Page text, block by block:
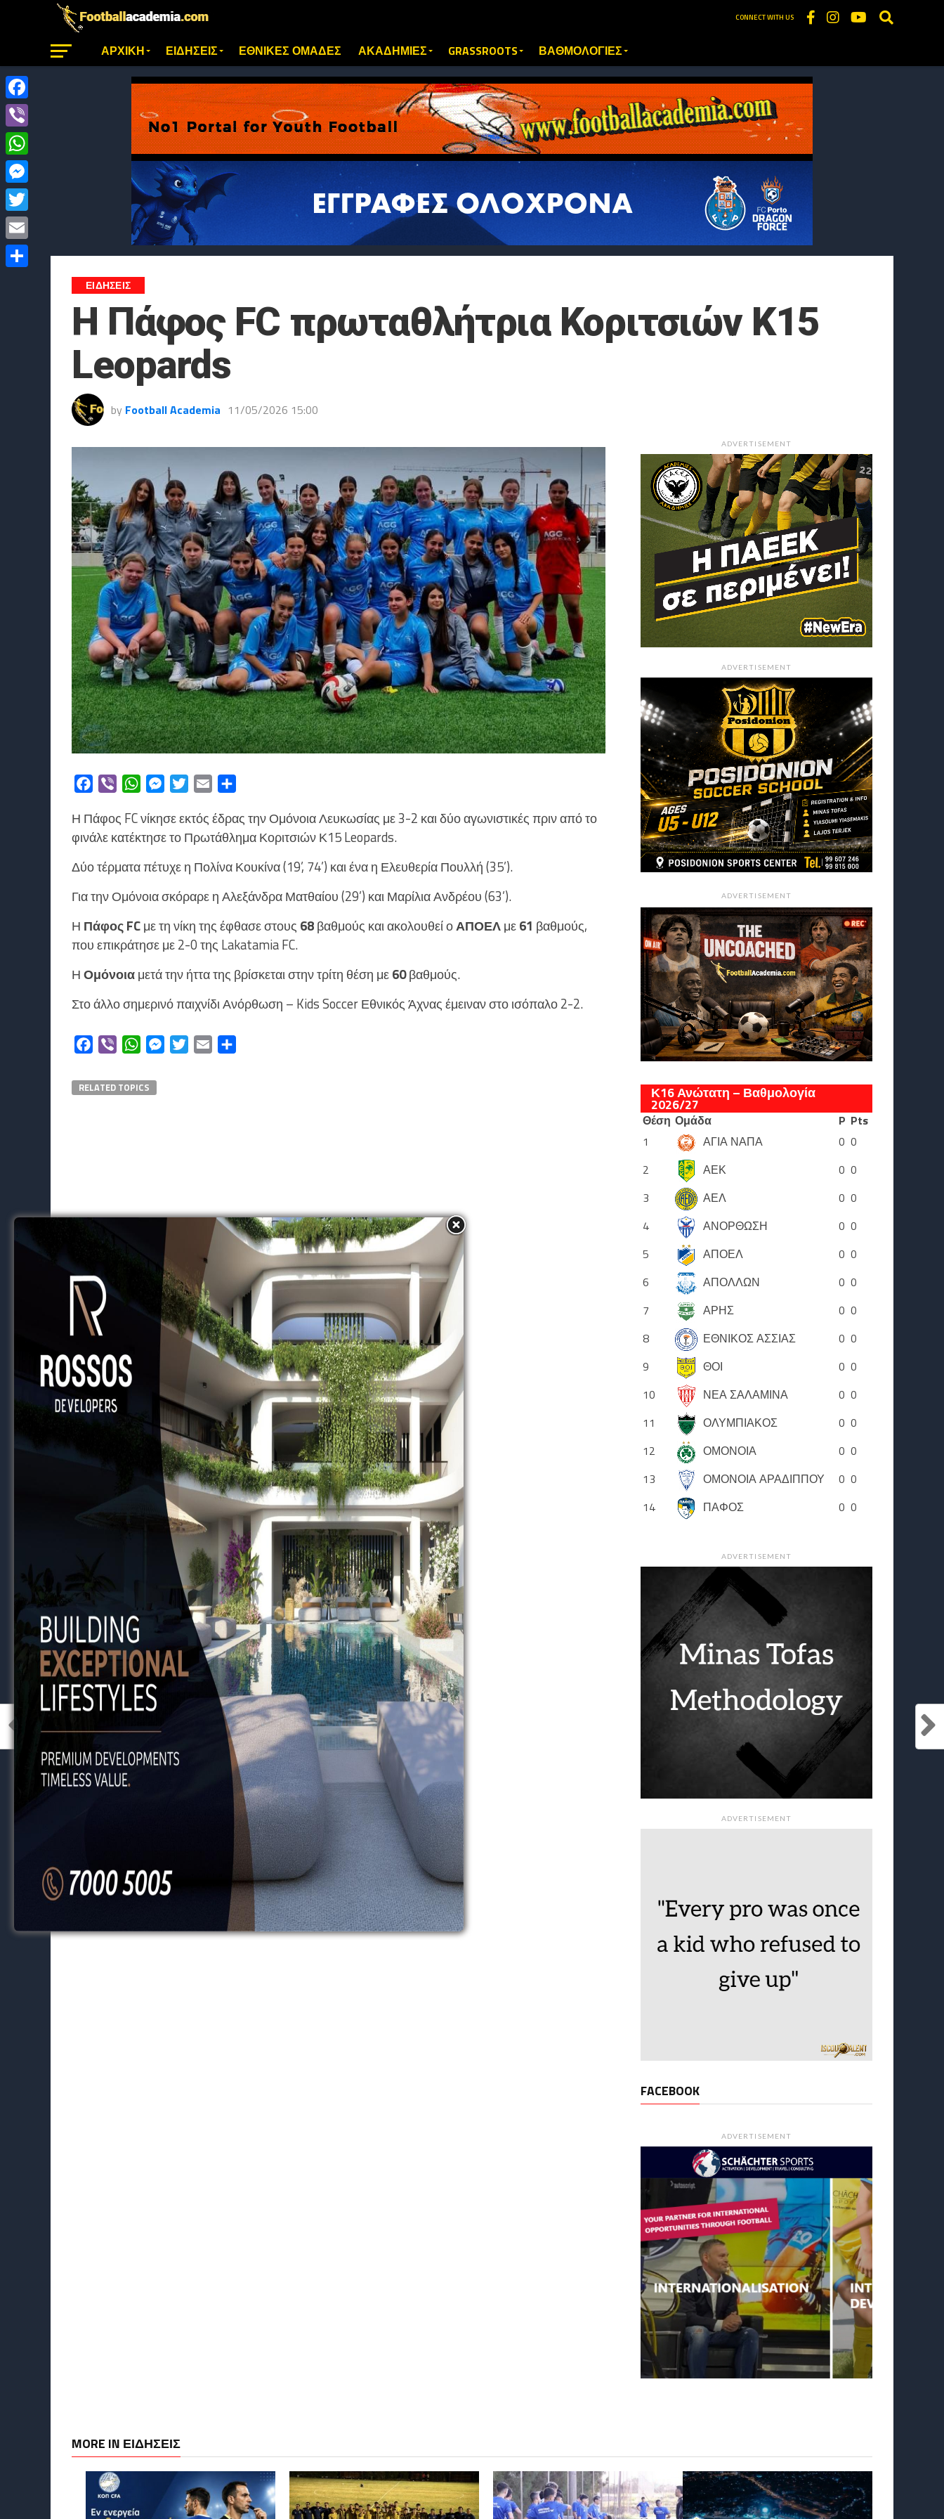
CONNECT WITH US
ΑΡΧΙΚΗ ΕΙΔΗΣΕΙΣ ΕΘΝΙΚΕΣ ΟΜΑΔΕΣ ΑΚΑΔΗΜΙΕΣ GRASSROOTS ΒΑΘΜΟΛΟΓΙΕΣ
ΕΙΔΗΣΕΙΣ
Η Πάφος FC πρωταθλήτρια Κοριτσιών Κ15
Leopards
by Football Academia 11/05/2026 15:00
Facebook
Viber WhatsAppMessengerTwitterEmail
Η Πάφος FC νίκησε εκτός έδρας την Ομόνοια Λευκωσίας με 3-2 και δύο αγωνιστικές πριν από το
φινάλε κατέκτησε το Πρωτάθλημα Κοριτσιών Κ15 Leopards.
Δύο τέρματα πέτυχε η Πολίνα Κουκίνα (19’, 74’) και ένα η Ελευθερία Πουλλή (35’).
Για την Ομόνοια σκόραρε η Αλεξάνδρα Ματθαίου (29’) και Μαρίλια Ανδρέου (63’).
Η Πάφος FCμε τη νίκη της έφθασε στους 68βαθμούς και ακολουθεί οΑΠΟΕΛμε61 βαθμούς,
που επικράτησε με 2-0 της Lakatamia FC.
ΗΟμόνοιαμετά την ήττα της βρίσκεται στην τρίτη θέση με60βαθμούς.
Στο άλλο σημερινό παιχνίδι Ανόρθωση – Kids Soccer Εθνικός Άχνας έμειναν στο ισόπαλο 2-2.
Facebook
Viber WhatsAppMessengerTwitterEmail
RELATED TOPICS
ADVERTISEMENT
ADVERTISEMENT
ADVERTISEMENT
Κ16 Ανώτατη – Βαθμολογία
2026/27
Θέση Ομάδα P Pts
1
ΑΓΙΑ ΝΑΠΑ 0 0
2
ΑΕΚ 0 0
3
ΑΕΛ 0 0
4
ΑΝΟΡΘΩΣΗ 0 0
5
ΑΠΟΕΛ 0 0
6
ΑΠΟΛΛΩΝ 0 0
7
ΑΡΗΣ 0 0
8
ΕΘΝΙΚΟΣ ΑΣΣΙΑΣ 0 0
9
ΘΟΙ 0 0
10
ΝΕΑ ΣΑΛΑΜΙΝΑ 0 0
11
ΟΛΥΜΠΙΑΚΟΣ 0 0
12
ΟΜΟΝΟΙΑ 0 0
13
ΟΜΟΝΟΙΑ ΑΡΑΔΙΠΠΟΥ 0 0
14
ΠΑΦΟΣ 0 0
ADVERTISEMENT
ADVERTISEMENT
FACEBOOK
ADVERTISEMENT
MORE IN ΕΙΔΗΣΕΙΣ
Facebook
Viber
WhatsApp
Messenger
Twitter
Email